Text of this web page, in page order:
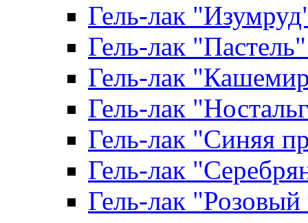
Гель-лак
Гель-лак
Гель-лак
Гель-лак
Гель-лак "Синяя
Гель-лак
Гель-лак